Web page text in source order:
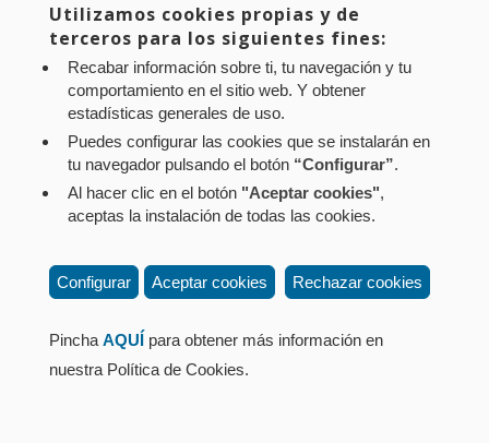
Aviso legal Política de privacidad
Política de cookies
Mapa web
Configuración de cookies
Contacto: Paseo de Sarasate nº 38, 2º Dcha - 31001
Pamplona (Navarra) Tel.: 848 42 08 72
corporacion@cpen.es
Utilizamos cookies propias y de
terceros para los siguientes fines:
Recabar información sobre ti, tu navegación y tu
comportamiento en el sitio web. Y obtener
estadísticas generales de uso.
Puedes configurar las cookies que se instalarán en
tu navegador pulsando el botón “Configurar”.
Al hacer clic en el botón "Aceptar cookies",
aceptas la instalación de todas las cookies.
Configurar Aceptar cookies Rechazar cookies
Pincha AQUÍ para obtener más información en
nuestra Política de Cookies.